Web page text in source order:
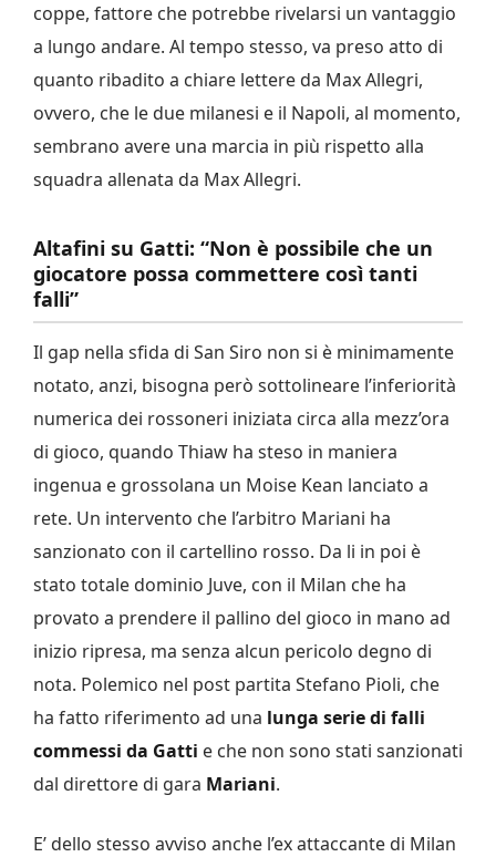
coppe, fattore che potrebbe rivelarsi un vantaggio
a lungo andare. Al tempo stesso, va preso atto di
quanto ribadito a chiare lettere da Max Allegri,
ovvero, che le due milanesi e il Napoli, al momento,
sembrano avere una marcia in più rispetto alla
squadra allenata da Max Allegri.
Altafini su Gatti: “Non è possibile che un
giocatore possa commettere così tanti
falli”
Il gap nella sfida di San Siro non si è minimamente
notato, anzi, bisogna però sottolineare l’inferiorità
numerica dei rossoneri iniziata circa alla mezz’ora
di gioco, quando Thiaw ha steso in maniera
ingenua e grossolana un Moise Kean lanciato a
rete. Un intervento che l’arbitro Mariani ha
sanzionato con il cartellino rosso. Da li in poi è
stato totale dominio Juve, con il Milan che ha
provato a prendere il pallino del gioco in mano ad
inizio ripresa, ma senza alcun pericolo degno di
nota. Polemico nel post partita Stefano Pioli, che
ha fatto riferimento ad una lunga serie di falli
commessi da Gatti e che non sono stati sanzionati
dal direttore di gara Mariani.
E’ dello stesso avviso anche l’ex attaccante di Milan